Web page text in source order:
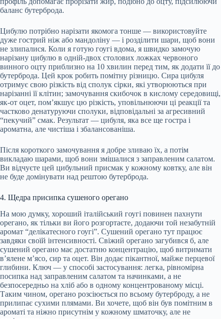
баланс бутерброда.
Цибулю потрібно нарізати якомога тонше — використовуйте
дуже гострий ніж або мандоліну — і розділити шари, щоб вони
не злипалися. Коли я готую гоугі вдома, я швидко замочую
нарізану цибулю в одній-двох столових ложках червоного
винного оцту приблизно на 10 хвилин перед тим, як додати її до
бутерброда. Цей крок робить помітну різницю. Сира цибуля
отримує свою різкість від сполук сірки, які утворюються при
нарізанні її клітин; замочування скибочок в кислому середовищі,
як-от оцет, пом’якшує цю різкість, уповільнюючи ці реакції та
частково денатуруючи сполуки, відповідальні за агресивний
“пекучий” смак. Результат — цибуля, яка все ще гостра і
ароматна, але чистіша і збалансованіша.
Після короткого замочування я добре зливаю їх, а потім
викладаю шарами, щоб вони змішалися з заправленим салатом.
Ви відчуєте цей цибульний присмак у кожному ковтку, але він
не буде домінувати над рештою бутерброда.
4. Щедра присипка сушеного орегано
На мою думку, хороший італійський гоугі повинен пахнути
орегано, як тільки ви його розгортаєте, додаючи той незабутній
аромат “делікатесного гоугі”. Сушений орегано тут працює
завдяки своїй інтенсивності. Свіжий орегано загубився б, але
сушений орегано має достатню концентрацію, щоб витримати
в’ялене м’ясо, сир та оцет. Він додає пікантної, майже перцевої
глибини. Ключ — у способі застосування: легка, рівномірна
посипка над заправленим салатом та начинками, а не
безпосередньо на хліб або в одному концентрованому місці.
Таким чином, орегано розсіюється по всьому бутерброду, а не
прилипає сухими плямами. Ви хочете, щоб він був помітним в
ароматі та ніжно присутнім у кожному шматочку, але не